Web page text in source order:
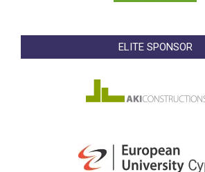
ELITE SPONSOR